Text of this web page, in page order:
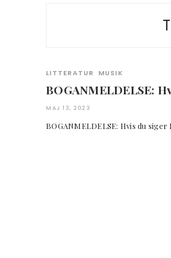
LITTERATUR MUSIK
BOGANMELDELSE:
MAJ 13, 2023
BOGANMELDELSE: Hvis